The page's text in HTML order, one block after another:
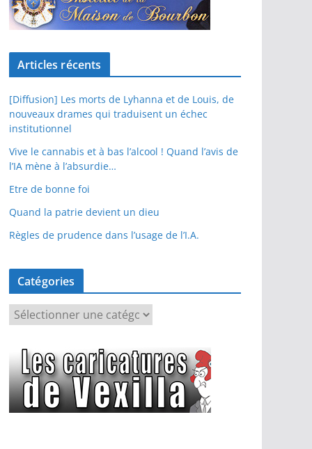
Articles récents
[Diffusion] Les morts de Lyhanna et de Louis, de
nouveaux drames qui traduisent un échec
institutionnel
Vive le cannabis et à bas l’alcool ! Quand l’avis de
l’IA mène à l’absurdie…
Etre de bonne foi
Quand la patrie devient un dieu
Règles de prudence dans l’usage de l’I.A.
Catégories
é
g
o
r